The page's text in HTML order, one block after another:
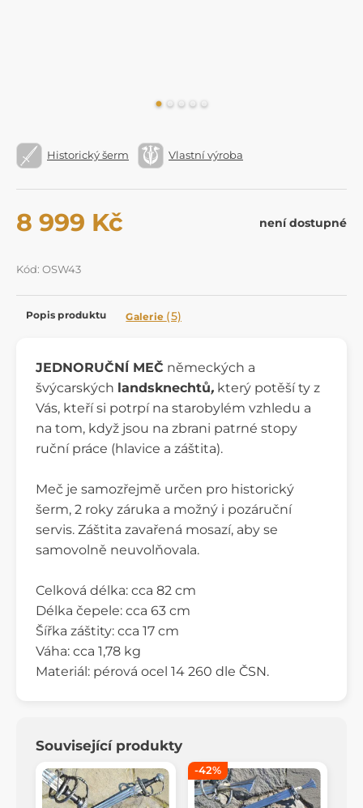
Historický šerm Vlastní výroba
8 999 Kč není dostupné
Kód: OSW43
Popis produktu Galerie (5)
JEDNORUČNÍ MEČ německých a
švýcarských landsknechtů, který potěší ty z
Vás, kteří si potrpí na starobylém vzhledu a
na tom, když jsou na zbrani patrné stopy
ruční práce (hlavice a záštita).
Meč je samozřejmě určen pro historický
šerm, 2 roky záruka a možný i pozáruční
servis. Záštita zavařená mosazí, aby se
samovolně neuvolňovala.
Celková délka: cca 82 cm
Délka čepele: cca 63 cm
Šířka záštity: cca 17 cm
Váha: cca 1,78 kg
Materiál: pérová ocel 14 260 dle ČSN.
Související produkty
-42%